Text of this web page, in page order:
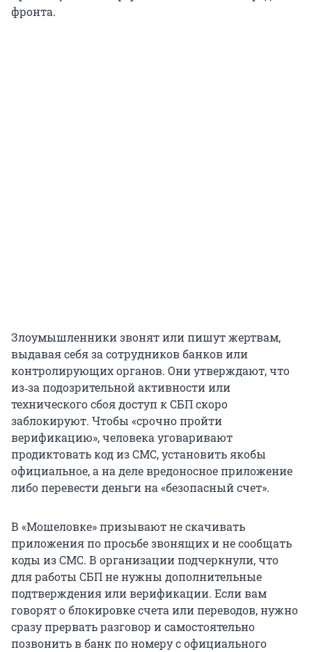
фронта.
Злоумышленники звонят или пишут жертвам,
выдавая себя за сотрудников банков или
контролирующих органов. Они утверждают, что
из‑за подозрительной активности или
технического сбоя доступ к СБП скоро
заблокируют. Чтобы «срочно пройти
верификацию», человека уговаривают
продиктовать код из СМС, установить якобы
официальное, а на деле вредоносное приложение
либо перевести деньги на «безопасный счет».
В «Мошеловке» призывают не скачивать
приложения по просьбе звонящих и не сообщать
коды из СМС. В организации подчеркнули, что
для работы СБП не нужны дополнительные
подтверждения или верификации. Если вам
говорят о блокировке счета или переводов, нужно
сразу прервать разговор и самостоятельно
позвонить в банк по номеру с официального